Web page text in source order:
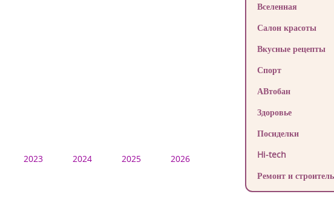
2023 2024 2025
2026
Вселенная
Салон красоты
Вкусные рецепты
Спорт
АВтобан
Здоровье
Посиделки
Hi-tech
Ремонт и